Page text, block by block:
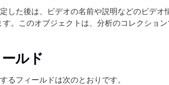
した後は、ビデオの名前や説明などのビデオ
。このオブジェクトは、分析のコレクション
ルド
るフィールドは次のとおりです。